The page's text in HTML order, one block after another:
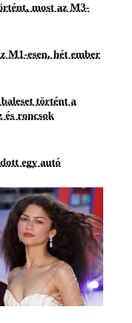
most az M3-
M1-esen, hét ember
történt a
és roncsok
egy autó